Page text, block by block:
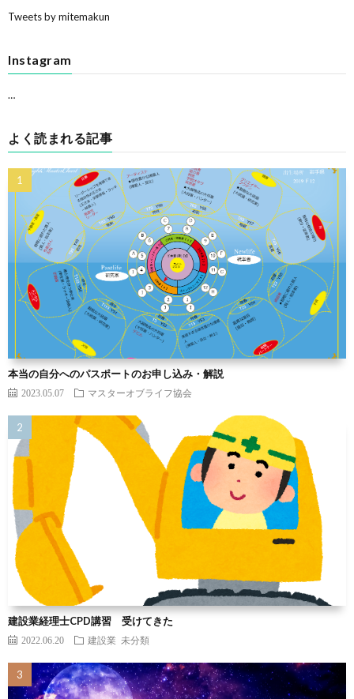
Tweets by mitemakun
Instagram
…
よく読まれる記事
本当の自分へのパスポートのお申し込み・解説
2023.05.07 マスターオブライフ協会
建設業経理士CPD講習 受けてきた
2022.06.20 建設業 未分類